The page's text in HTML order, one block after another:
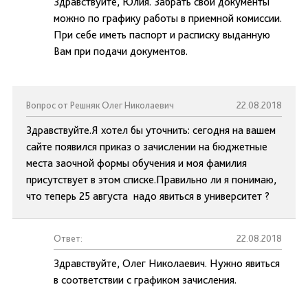
можно по графику работы в приемной комиссии.
При себе иметь паспорт и расписку выданную
Вам при подачи документов.
Вопрос от Решняк Олег Николаевич 22.08.2018
Здравствуйте.Я хотел бы уточнить: сегодня на вашем
сайте появился приказ о зачислении на бюджетные
места заочной формы обучения и моя фамилия
присутствует в этом списке.Правильно ли я понимаю,
что теперь 25 августа надо явиться в университет ?
Ответ: 22.08.2018
Здравствуйте, Олег Николаевич. Нужно явиться
в соответствии с графиком зачисления.